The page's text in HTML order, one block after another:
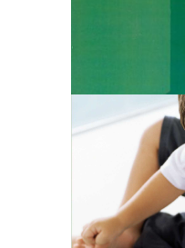
Działania twórcze. Zeszyt
Dodaj do koszyka